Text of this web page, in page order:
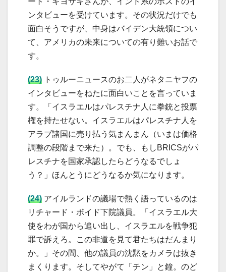
ンタビューを受けています。その状況だけでも
面白そうですが、中身はバイデン大統領につい
て、アメリカの未来についての有り難いお話で
す。
(23) トゥルーニュースのお二人がネタニヤフの
インタビューをねたに面白いことを言っていま
す。「イスラエルはパレスチナ人に拳銃と投票
権を持たせない。イスラエルはパレスチナ人を
アラブ諸国に売り払う気まんまん（いまは価格
調整の段階まで来た）。でも、もしBRICSがパ
レスチナを国家承認したらどうなるでしょ
う？」ほんとうにどうなるか気になります。
(24) アイルランドの議場で熱く語っているのは
リチャード・ボイド下院議員。「イスラエル大
使をわが国から追い出し、イスラエルを戦争犯
罪で訴えろ。この非道を見て君たちはだんまり
か。」その間、他の議員の沈黙をカメラは抜き
まくります。そしてやがて「チン」と鐘。のど